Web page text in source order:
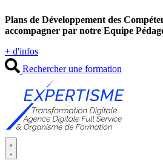
au
contenu
Plans de Développement des
accompagner par notre Equipe
+ d'infos
Rechercher une formation